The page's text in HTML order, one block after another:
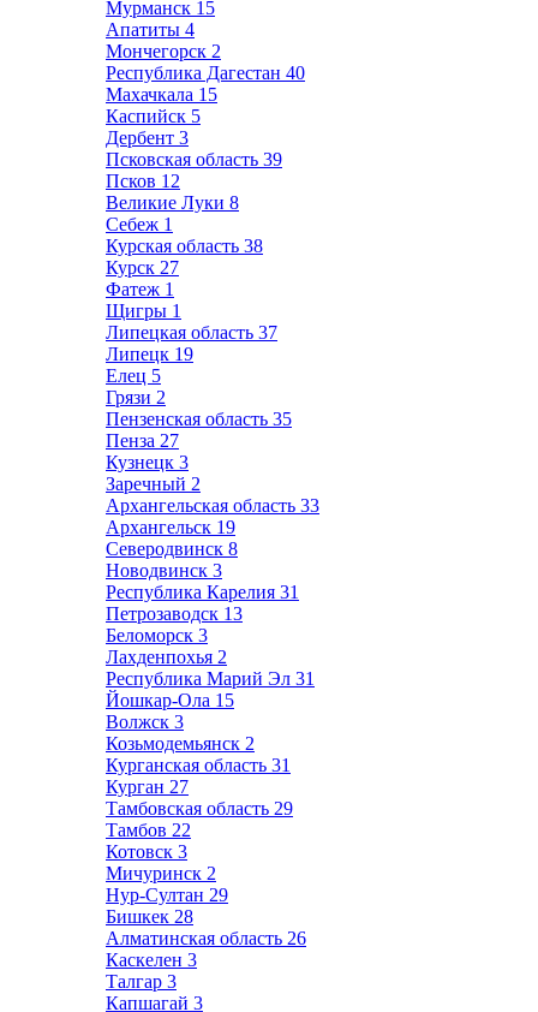
Мурманск 15
Апатиты 4
Мончегорск 2
Республика Дагестан 40
Махачкала 15
Каспийск 5
Дербент 3
Псковская область 39
Псков 12
Великие Луки 8
Себеж 1
Курская область 38
Курск 27
Фатеж 1
Щигры 1
Липецкая область 37
Липецк 19
Елец 5
Грязи 2
Пензенская область 35
Пенза 27
Кузнецк 3
Заречный 2
Архангельская область 33
Архангельск 19
Северодвинск 8
Новодвинск 3
Республика Карелия 31
Петрозаводск 13
Беломорск 3
Лахденпохья 2
Республика Марий Эл 31
Йошкар-Ола 15
Волжск 3
Козьмодемьянск 2
Курганская область 31
Курган 27
Тамбовская область 29
Тамбов 22
Котовск 3
Мичуринск 2
Нур-Султан 29
Бишкек 28
Алматинская область 26
Каскелен 3
Талгар 3
Капшагай 3